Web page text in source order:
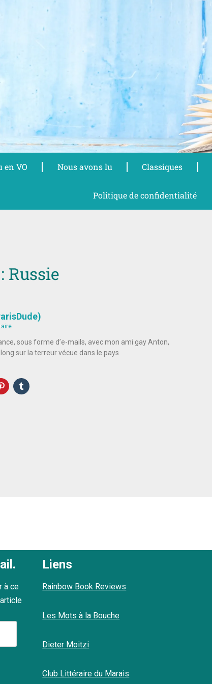
en VO Nous avons lu Classiques
Politique de confidentialité
Russie
sous forme d’e-mails, avec mon ami gay Anton,
sur la terreur vécue dans le pays
à ce
Liens
Rainbow Book Reviews
Les Mots à la Bouche
Dieter Moitzi
Club Littéraire du Marais